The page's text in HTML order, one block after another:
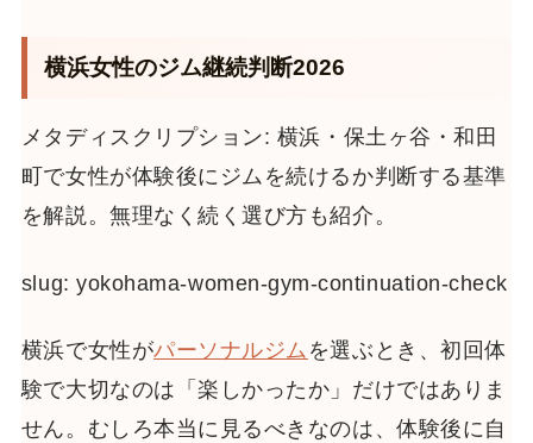
横浜女性のジム継続判断2026
メタディスクリプション: 横浜・保土ヶ谷・和田
町で女性が体験後にジムを続けるか判断する基準
を解説。無理なく続く選び方も紹介。
slug: yokohama-women-gym-continuation-check
横浜で女性がパーソナルジム を選ぶとき、初回体
験で大切なのは「楽しかったか」だけではありま
せん。むしろ本当に見るべきなのは、体験後に自